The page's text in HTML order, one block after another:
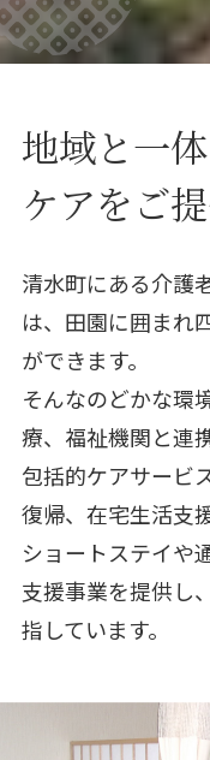
地域と一
ケアをご
清水町にある介護
は、田園に囲まれ
ができます。
そんなのどかな環
療、福祉機関と連
包括的ケアサービス
復帰、在宅生活支
ショートステイや
支援事業を提供し
指しています。